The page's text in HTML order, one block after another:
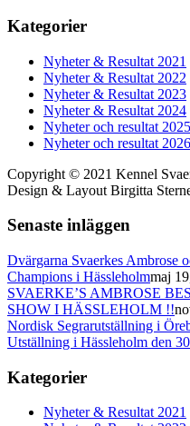
Kategorier
Nyheter & Resultat 2021
Nyheter & Resultat 2022
Nyheter & Resultat 2023
Nyheter & Resultat 2024
Nyheter och resultat 2025
Nyheter och resultat 2026
Copyright © 2021 Kennel
Design & Layout Birgitta
Senaste inläggen
Dvärgarna Svaerkes Ambrose
Champions i Hässleholmmaj
SVAERKE’S AMBROSE
SHOW I HÄSSLEHOLM !!
Nordisk Segrarutställning i
Utställning i Hässleholm den
Kategorier
Nyheter & Resultat 2021